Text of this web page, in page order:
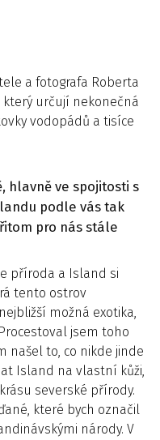
a fotografa Roberta
určují nekonečná
vodopádů a tisíce
hlavně ve spojitosti s
podle vás tak
pro nás stále
příroda a Island si
tento ostrov
možná exotika,
jsem toho
našel to, co nikde jinde
Island na vlastní kůži,
severské přírody.
které bych označil
národy. V